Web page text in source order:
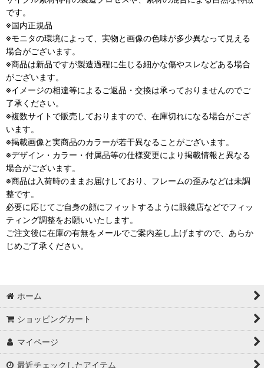
です。
※国内正規品
※モニタの環境によって、実物と画像の色味が多少異なって見える
場合がございます。
※商品は新品ですが製造過程に生じる細かな傷やスレなどある場合
がございます。
※イメージの相違等によるご返品・交換は承っておりませんのでご
了承ください。
※複数サイトで販売しておりますので、在庫切れになる場合がござ
います。
※掲載画像と実商品のカラーが若干異なることがございます。
※デザイン・カラー・付属品等の仕様変更により掲載情報と異なる
場合がございます。
※商品は入荷時のままお届けしており、フレームの歪みなどは未調
整です。
必要に応じてご自身の顔にフィットするように眼鏡店などでフィッ
ティング調整をお願いいたします。
ご注文後に在庫の有無をメールでご案内差し上げますので、あらか
じめご了承ください。
ホーム
ショッピングカート
マイページ
最近チェックしたアイテム